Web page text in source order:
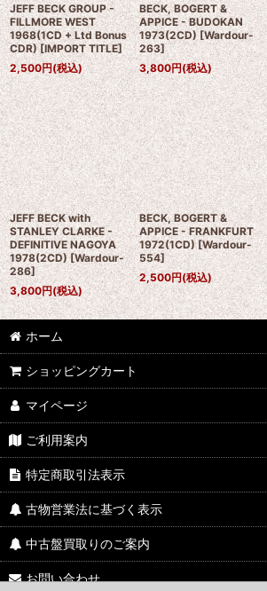
JEFF BECK GROUP -
FILLMORE WEST
1968(1CD + Ltd Bonus
CDR) [IMPORT TITLE]
2,500円(税込)
BECK, BOGERT &
APPICE - BUDOKAN
1973(2CD) [Wardour-
263]
3,800円(税込)
JEFF BECK with
STANLEY CLARKE -
DEFINITIVE NAGOYA
1978(2CD) [Wardour-
286]
3,800円(税込)
BECK, BOGERT &
APPICE - FRANKFURT
1972(1CD) [Wardour-
554]
2,500円(税込)
ホーム
ショッピングカート
マイページ
ご利用案内
特定商取引法表示
古物営業法に基づく表示
中古盤買取りのご案内
お問い合わせ